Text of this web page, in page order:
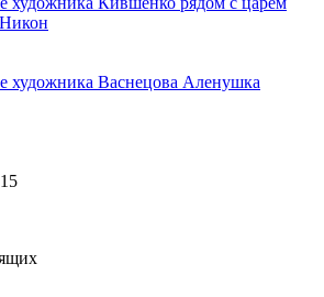
художника Васнецова Аленушка